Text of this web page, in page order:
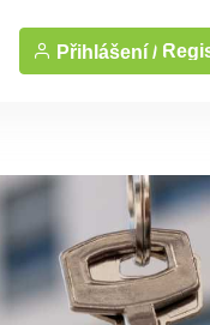
Přihlášení /